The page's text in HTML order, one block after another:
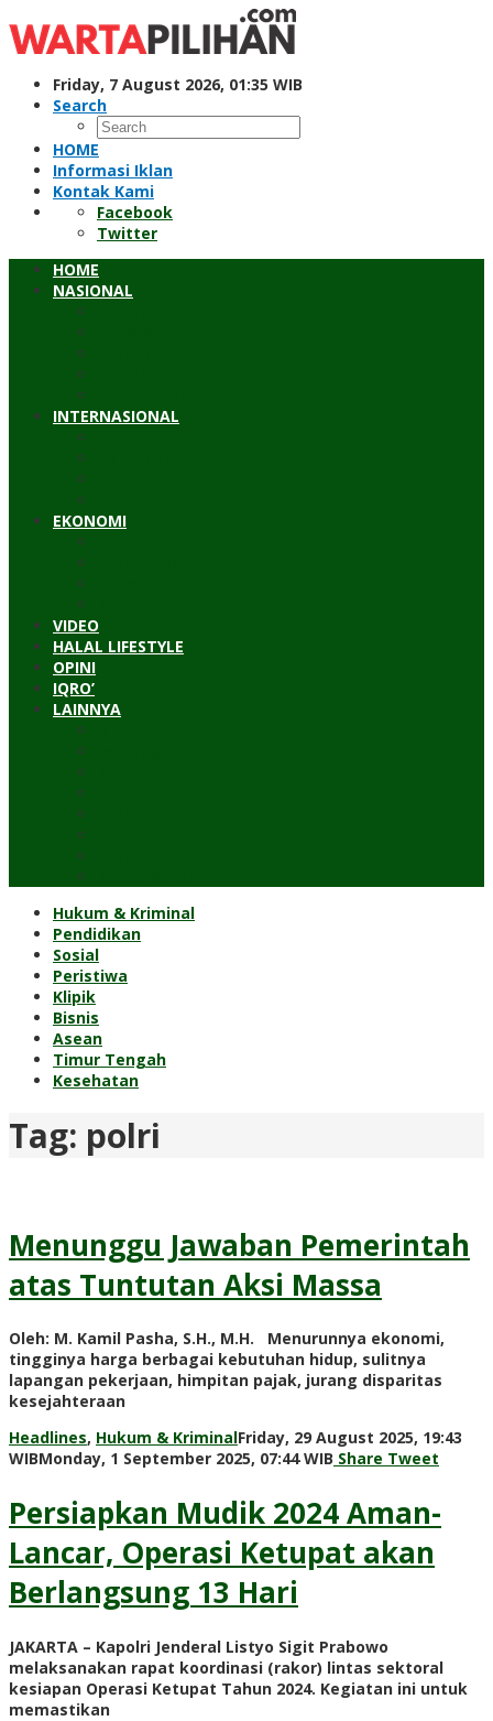
to
content
Friday, 7 August 2026, 01:35 WIB
Search
HOME
Informasi Iklan
Kontak Kami
Facebook
Twitter
HOME
NASIONAL
INTERNASIONAL
EKONOMI
VIDEO
HALAL LIFESTYLE
OPINI
IQRO’
LAINNYA
Hukum & Kriminal
Pendidikan
Sosial
Peristiwa
Klipik
Bisnis
Asean
Timur Tengah
Kesehatan
Tag: polri
Menunggu Jawaban Pemerintah
atas Tuntutan Aksi Massa
Oleh: M. Kamil Pasha, S.H., M.H. Menurunnya ekonomi,
tingginya harga berbagai kebutuhan hidup, sulitnya
lapangan pekerjaan, himpitan pajak, jurang disparitas
kesejahteraan
Headlines, Hukum & KriminalFriday, 29 August 2025, 19:43
WIBMonday, 1 September 2025, 07:44 WIB by
Prawiranegara
Share Tweet
Persiapkan Mudik 2024 Aman-
Lancar, Operasi Ketupat akan
Berlangsung 13 Hari
JAKARTA – Kapolri Jenderal Listyo Sigit Prabowo
melaksanakan rapat koordinasi (rakor) lintas sektoral
kesiapan Operasi Ketupat Tahun 2024. Kegiatan ini untuk
memastikan